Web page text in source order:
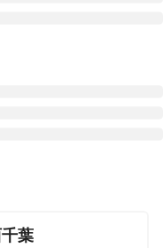
う募集！小児から高
葉